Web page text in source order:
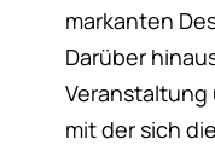
markanten
Darüber
Veranstaltung
mit der sich